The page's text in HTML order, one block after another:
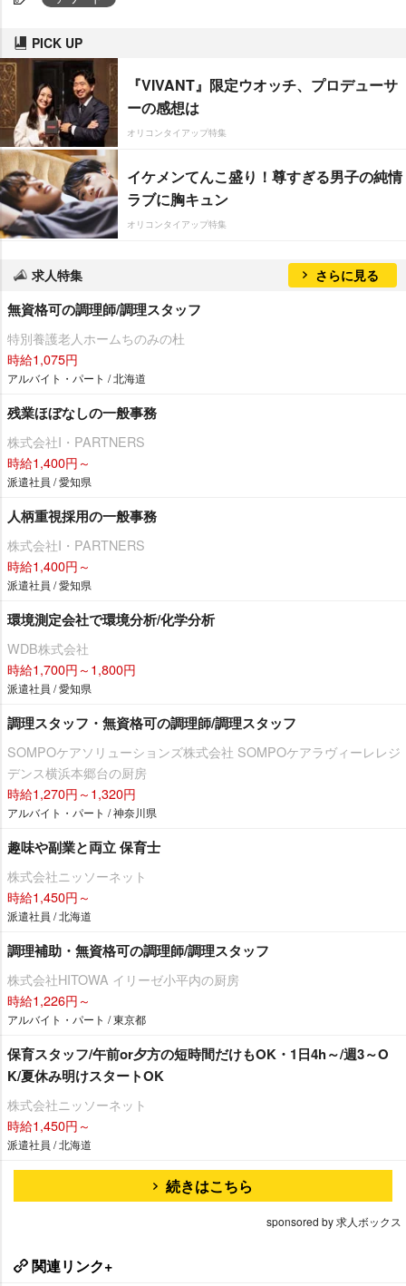
PICK UP
『VIVANT』限定ウオッチ、プロデューサ
ーの感想は
オリコンタイアップ特集
イケメンてんこ盛り！尊すぎる男子の純情
ラブに胸キュン
オリコンタイアップ特集
求人特集 さらに見る
無資格可の調理師/調理スタッフ
特別養護老人ホームちのみの杜
時給1,075円
アルバイト・パート / 北海道
残業ほぼなしの一般事務
株式会社I・PARTNERS
時給1,400円～
派遣社員 / 愛知県
人柄重視採用の一般事務
株式会社I・PARTNERS
時給1,400円～
派遣社員 / 愛知県
環境測定会社で環境分析/化学分析
WDB株式会社
時給1,700円～1,800円
派遣社員 / 愛知県
調理スタッフ・無資格可の調理師/調理スタッフ
SOMPOケアソリューションズ株式会社 SOMPOケアラヴィーレレジ
デンス横浜本郷台の厨房
時給1,270円～1,320円
アルバイト・パート / 神奈川県
趣味や副業と両立 保育士
株式会社ニッソーネット
時給1,450円～
派遣社員 / 北海道
調理補助・無資格可の調理師/調理スタッフ
株式会社HITOWA イリーゼ小平内の厨房
時給1,226円～
アルバイト・パート / 東京都
保育スタッフ/午前or夕方の短時間だけもOK・1日4h～/週3～O
K/夏休み明けスタートOK
株式会社ニッソーネット
時給1,450円～
派遣社員 / 北海道
続きはこちら
sponsored by 求人ボックス
関連リンク+